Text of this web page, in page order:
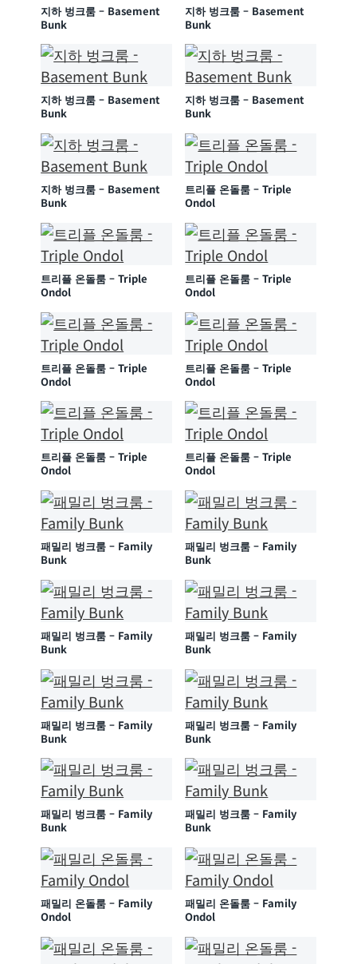
지하 벙크룸 – Basement
Bunk
지하 벙크룸 – Basement
Bunk
지하 벙크룸 – Basement
Bunk
지하 벙크룸 – Basement
Bunk
지하 벙크룸 – Basement
Bunk
트리플 온돌룸 – Triple
Ondol
트리플 온돌룸 – Triple
Ondol
트리플 온돌룸 – Triple
Ondol
트리플 온돌룸 – Triple
Ondol
트리플 온돌룸 – Triple
Ondol
트리플 온돌룸 – Triple
Ondol
트리플 온돌룸 – Triple
Ondol
패밀리 벙크룸 – Family
Bunk
패밀리 벙크룸 – Family
Bunk
패밀리 벙크룸 – Family
Bunk
패밀리 벙크룸 – Family
Bunk
패밀리 벙크룸 – Family
Bunk
패밀리 벙크룸 – Family
Bunk
패밀리 벙크룸 – Family
Bunk
패밀리 벙크룸 – Family
Bunk
패밀리 온돌룸 – Family
Ondol
패밀리 온돌룸 – Family
Ondol